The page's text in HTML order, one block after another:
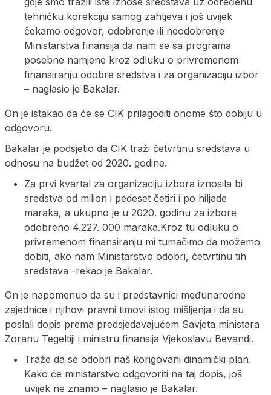
tehničku korekciju samog zahtjeva i još uvijek
čekamo odgovor, odobrenje ili neodobrenje
Ministarstva finansija da nam se sa programa
posebne namjene kroz odluku o privremenom
finansiranju odobre sredstva i za organizaciju izbor
– naglasio je Bakalar.
On je istakao da će se CIK prilagoditi onome što dobiju u
odgovoru.
Bakalar je podsjetio da CIK traži četvrtinu sredstava u
odnosu na budžet od 2020. godine.
Za prvi kvartal za organizaciju izbora iznosila bi
sredstva od milion i pedeset četiri i po hiljade
maraka, a ukupno je u 2020. godinu za izbore
odobreno 4.227. 000 maraka.Kroz tu odluku o
privremenom finansiranju mi tumačimo da možemo
dobiti, ako nam Ministarstvo odobri, četvrtinu tih
sredstava -rekao je Bakalar.
On je napomenuo da su i predstavnici međunarodne
zajednice i njihovi pravni timovi istog mišljenja i da su
poslali dopis prema predsjedavajućem Savjeta ministara
Zoranu Tegeltiji i ministru finansija Vjekoslavu Bevandi.
Traže da se odobri naš korigovani dinamički plan.
Kako će ministarstvo odgovoriti na taj dopis, još
uvijek ne znamo – naglasio je Bakalar.